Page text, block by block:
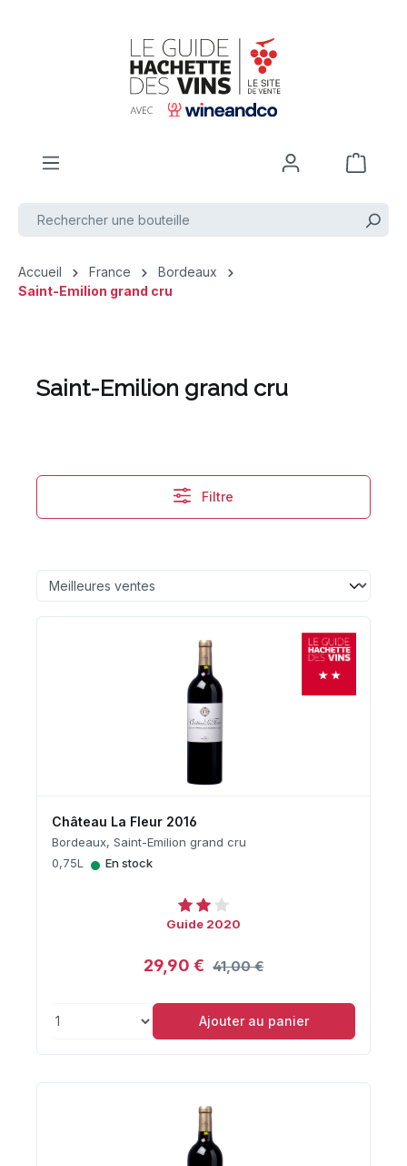
Accueil France
Bordeaux
Saint-Emilion grand cru
Saint-Emilion grand cru
Filtre
Château La Fleur 2016
Bordeaux, Saint-Emilion grand cru
0,75L
• En stock
Guide 2020
29,90 € 41,00 €
Ajouter au panier